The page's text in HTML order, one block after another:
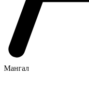
Мангал